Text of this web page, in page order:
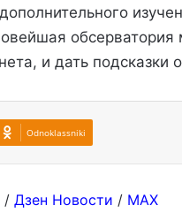
обсерватория
и дать подсказки
Odnoklassniki
/ Дзен Новости / MAX